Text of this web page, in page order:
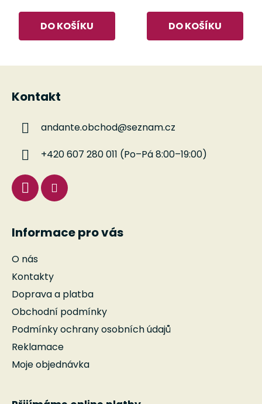
DO KOŠÍKU DO KOŠÍKU
Kontakt
andante.obchod@seznam.cz
+420 607 280 011 (Po–Pá 8:00–19:00)
Informace pro vás
O nás
Kontakty
Doprava a platba
Obchodní podmínky
Podmínky ochrany osobních údajů
Reklamace
Moje objednávka